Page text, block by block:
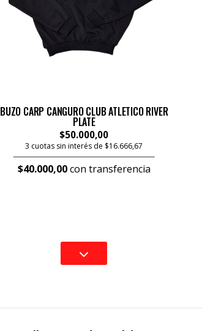
BUZO CARP CANGURO CLUB ATLETICO RIVER
PLATE
$50.000,00
3 cuotas sin interés de $16.666,67
$40.000,00con transferencia